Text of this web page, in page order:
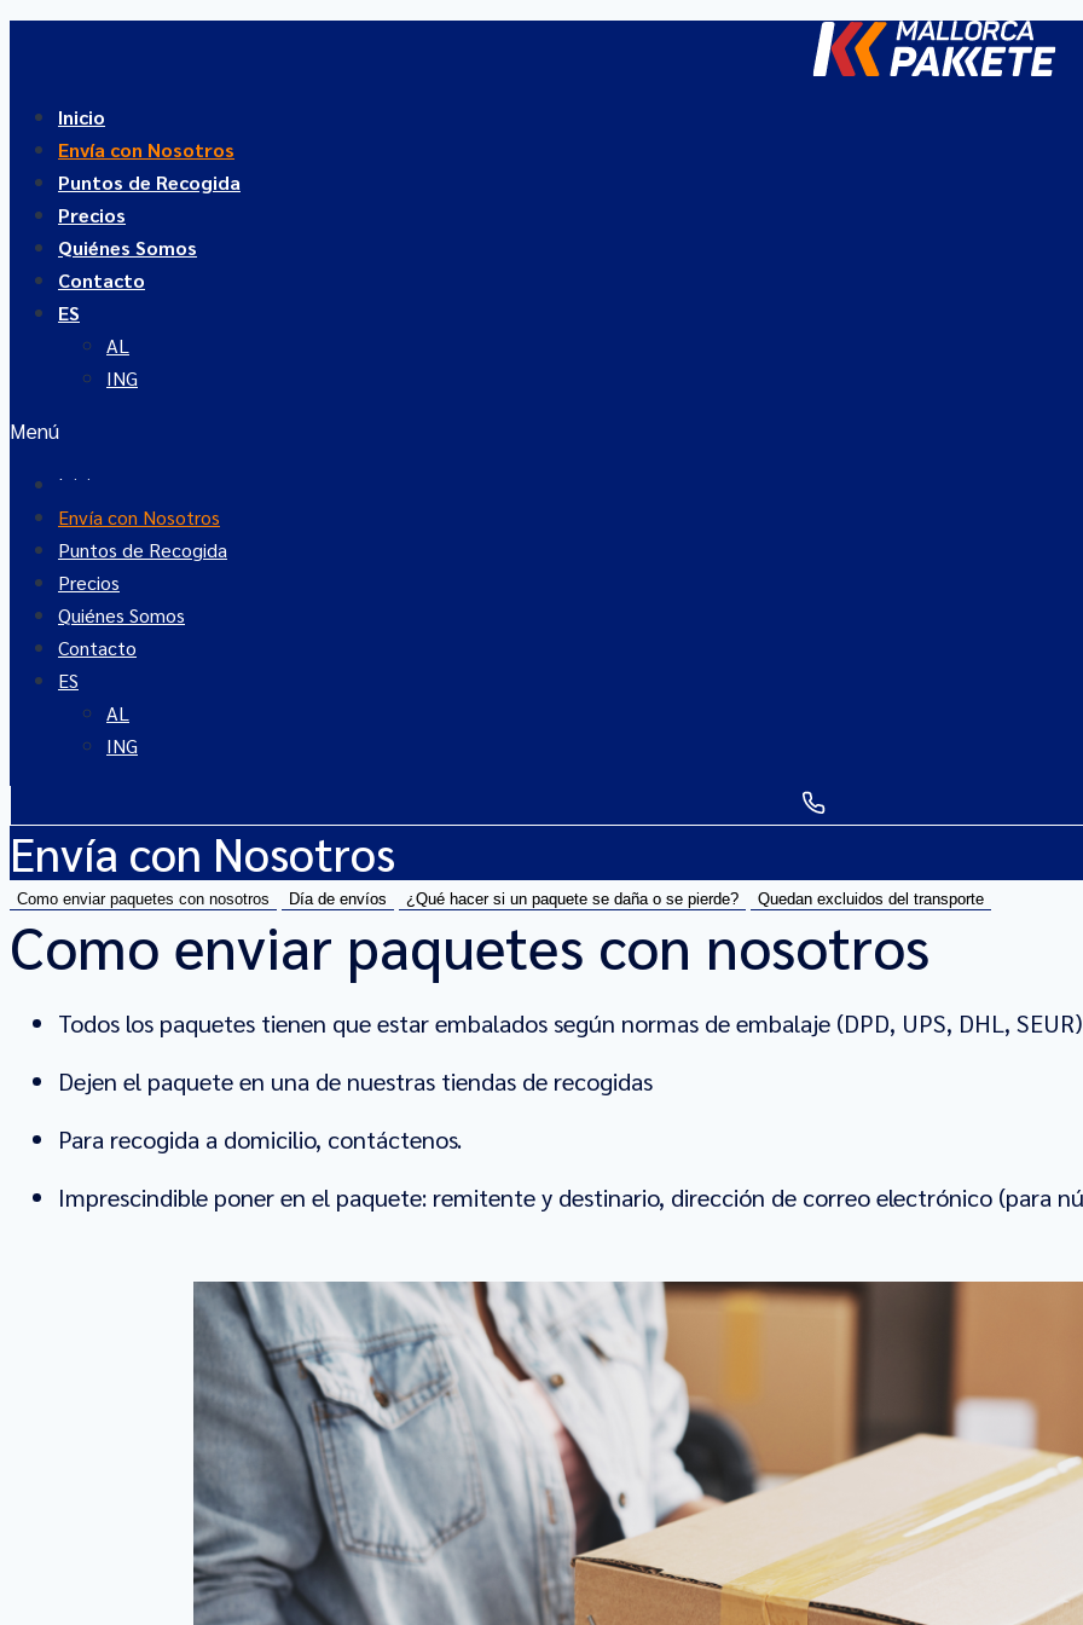
Inicio
Envía con Nosotros
Puntos de Recogida
Precios
Quiénes Somos
Contacto
ES
AL
ING
Menú
Inicio
Envía con Nosotros
Puntos de Recogida
Precios
Quiénes Somos
Contacto
ES
AL
ING
Envía con Nosotros
Como enviar paquetes con nosotros Día de envíos ¿Qué hacer si un paquete se daña o se pierde? Quedan excluidos del transporte
Como enviar paquetes con nosotros
Todos los paquetes tienen que estar embalados según normas de embalaje (DPD, UPS, DHL,
Dejen el paquete en una de nuestras tiendas de recogidas
Para recogida a domicilio, contáctenos.
Imprescindible poner en el paquete: remitente y destinario, dirección de correo electrónico (para